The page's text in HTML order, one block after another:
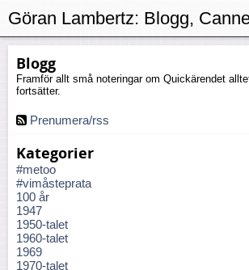
Blogg
Framför allt små noteringar om Quickärendet
fortsätter.
Prenumera/rss
Kategorier
#metoo
#vimåsteprata
100 år
1947
1950-talet
1960-talet
1969
1970-talet
Göran Lambertz: Blogg,